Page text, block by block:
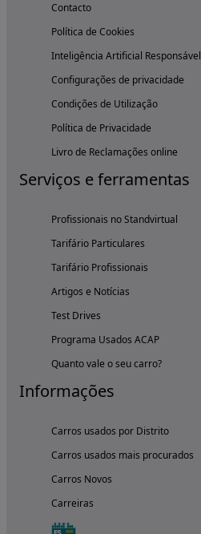
Contacto
Política de Cookies
Inteligência Artificial Responsável
Configurações de privacidade
Condições de Utilização
Política de Privacidade
Livro de Reclamações online
Serviços e ferramentas
Profissionais no Standvirtual
Tarifário Particulares
Tarifário Profissionais
Artigos e Notícias
Test Drives
Programa Usados ACAP
Quanto vale o seu carro?
Informações
Carros usados por Distrito
Carros usados mais procurados
Carros Novos
Carreiras